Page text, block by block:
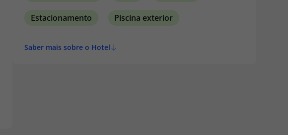
Estacionamento Piscina exterior
Saber mais sobre o Hotel